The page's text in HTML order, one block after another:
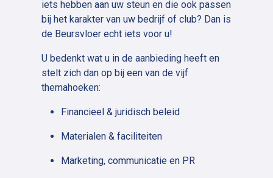
iets hebben aan uw steun en die ook passen
bij het karakter van uw bedrijf of club? Dan is
de Beursvloer echt iets voor u!
U bedenkt wat u in de aanbieding heeft en
stelt zich dan op bij een van de vijf
themahoeken:
Financieel & juridisch beleid
Materialen & faciliteiten
Marketing, communicatie en PR